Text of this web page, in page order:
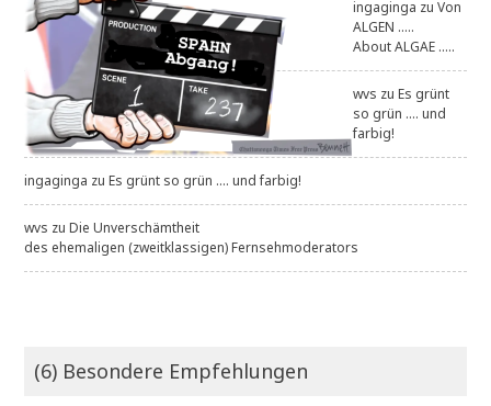
ingaginga zuVon
ALGEN .....
About ALGAE .....
wvs zuEs grünt
so grün .... und
farbig!
ingaginga zuEs grünt so grün .... und farbig!
wvs zuDie Unverschämtheit
des ehemaligen (zweitklassigen) Fernsehmoderators
(6) Besondere Empfehlungen